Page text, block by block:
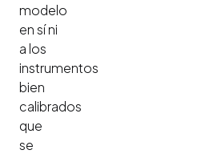
modelo
en sí ni
a los
instrumentos
bien
calibrados
que
se